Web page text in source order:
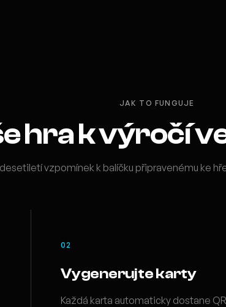
JAK TO FUNGUJE
hra k výročí
vzpomínek k balíčku připravenému ke
02
Vygenerujte karty
Každá karta automaticky dostane